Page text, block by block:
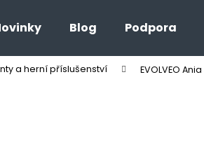
Blog Podpora
a herní příslušenství EVOLVEO
Co potřebujete najít?